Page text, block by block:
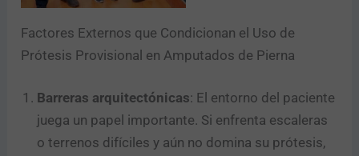
Factores Externos que Condicionan el Uso de
Prótesis Provisional en Amputados de Pierna
Barreras arquitectónicas: El entorno del paciente
juega un papel importante. Si enfrenta escaleras
o terrenos difíciles y aún no domina su prótesis,